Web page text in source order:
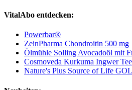
VitalAbo entdecken:
Powerbar®
ZeinPharma Chondroitin 500 mg
Ölmühle Solling Avocadoöl mit
Cosmoveda Kurkuma Ingwer
Nature's Plus Source of Life